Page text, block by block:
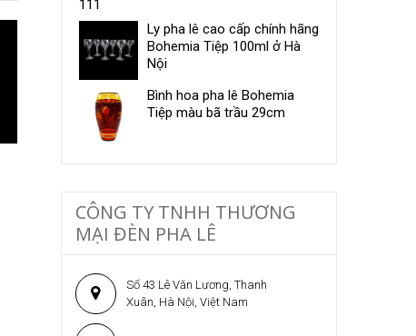
Ly pha lê cao cấp chính hãng
Bohemia Tiệp 100ml ở Hà
Nội
Bình hoa pha lê Bohemia
Tiệp màu bã trầu 29cm
CÔNG TY TNHH THƯƠNG
MẠI ĐÈN PHA LÊ
Số 43 Lê Văn Lương, Thanh
Xuân, Hà Nội, Việt Nam